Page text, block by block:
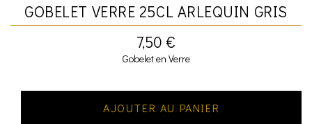
GOBELET VERRE 25CL ARLEQUIN GRIS
7,50 €
Gobelet en Verre
AJOUTER AU PANIER